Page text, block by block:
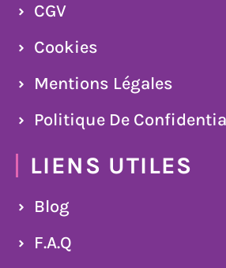
CGV
Cookies
Mentions Légales
Politique De
LIENS UTILES
Blog
F.A.Q